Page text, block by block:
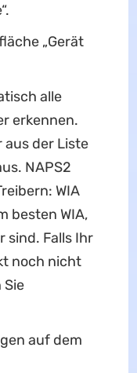
„Gerät
alle
erkennen.
aus der Liste
NAPS2
WIA
besten WIA,
sind. Falls Ihr
noch nicht
auf dem